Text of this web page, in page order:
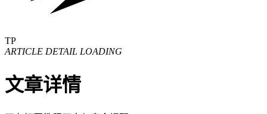
TP
ARTICLE DETAIL LOADING
文章详情